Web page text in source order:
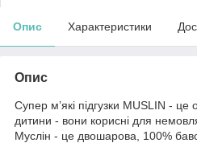
Опис Характеристики
Опис
Супер м’які підгузки MUSLIN -
дитини - вони корисні для
Муслін - це двошарова, 100%